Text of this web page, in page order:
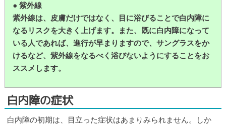
● 紫外線
紫外線は、皮膚だけではなく、目に浴びることで白内障に
なるリスクを大きく上げます。また、既に白内障になって
いる人であれば、進行が早まりますので、サングラスをか
けるなど、紫外線をなるべく浴びないようにすることをお
ススメします。
白内障の症状
白内障の初期は、目立った症状はあまりみられません。しか